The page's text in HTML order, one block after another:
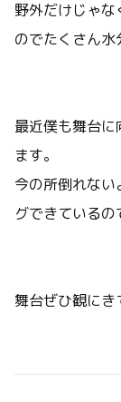
野外だけじゃ
のでたくさん水
最近僕も舞台
ます。
今の所倒れな
グできているの
舞台ぜひ観にき